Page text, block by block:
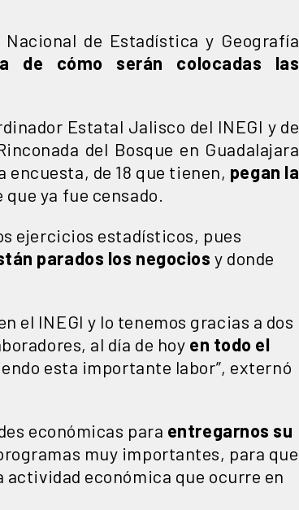
de Estadística y Geografía
de cómo serán colocadas las
Estatal Jalisco del INEGI y de
del Bosque en Guadalajara
encuesta, de 18 que tienen, pegan la
ya fue censado.
ejercicios estadísticos, pues
parados los negocios y donde
el INEGI y lo tenemos gracias a dos
al día de hoy en todo el
esta importante labor”, externó
económicas para entregarnos su
muy importantes, para que
actividad económica que ocurre en